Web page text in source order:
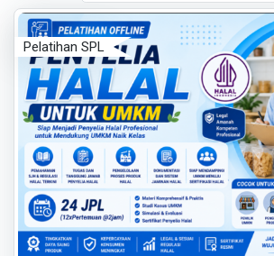
Pelatihan SPL